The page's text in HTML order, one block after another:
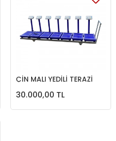
ÇİN MALI YEDİLİ TERAZİ
30.000,00 TL